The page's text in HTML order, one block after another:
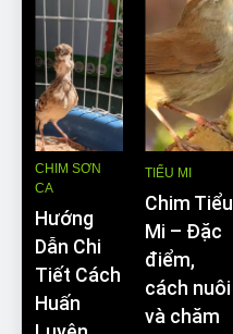
CHIM SƠN
CA
Hướng
Dẫn Chi
Tiết Cách
Huấn
TIỂU MI
Chim Tiểu
Mi – Đặc
điểm,
cách nuôi
và chăm